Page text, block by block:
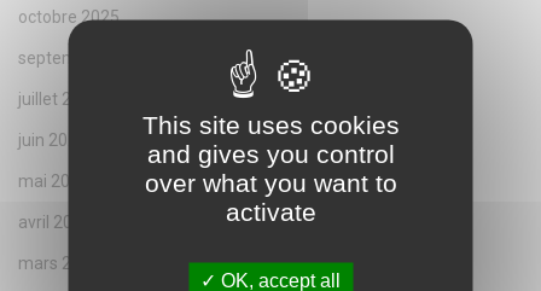
octobre 2025
septembre 2025
juillet 2025
juin 2025
mai 2025
avril 2025
mars 2025
This site uses cookies
and gives you control
over what you want to
activate
OK, accept all